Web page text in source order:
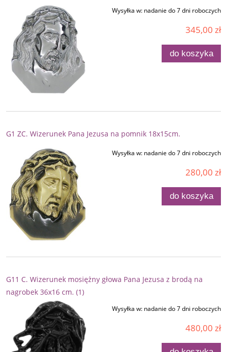
Wysyłka w: nadanie do 7 dni roboczych
345,00 zł
do koszyka
G1 ZC. Wizerunek Pana Jezusa na pomnik 18x15cm.
Wysyłka w: nadanie do 7 dni roboczych
280,00 zł
do koszyka
G11 C. Wizerunek mosiężny głowa Pana Jezusa z brodą na
nagrobek 36x16 cm. (1)
Wysyłka w: nadanie do 7 dni roboczych
480,00 zł